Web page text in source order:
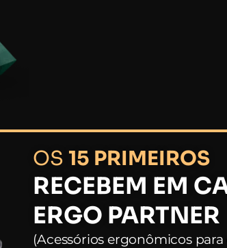
OS 15 PRIMEIROS
RECEBEM EM
ERGO PARTNER
(Acessórios ergonômicos